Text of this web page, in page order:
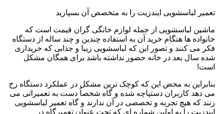
تعمیر لباسشویی ایندزیت را به متخصص آن بسپارید
ماشین لباسشویی از جمله لوازم خانگی گران قیمت است که
خانواده ها هنگام خرید آن به استفاده چندین و چند ساله از دستگاه
فکر می کنند و تصور این که لباسشویی زیبا و جذابی که خریداری
شده سال بعد در خانه حضور نداشته باشد برای همگان مشکل
است!
بنابراین به محض این که کوچک ترین مشکل در عملکرد دستگاه رخ
می دهد کاربران دستپاچه شده و گاه شخصاً دست به تعمیراتی می
زنند که هیچ تجربه و تخصصی در آن ندارند و گاه تعمیر لباسشویی
ایندزیت را به اولین شماره ای که تحت عنوان تعمیرگاه در